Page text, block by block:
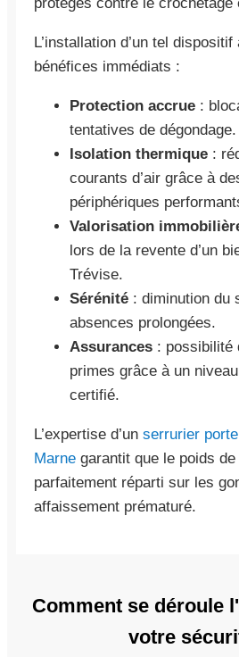
L’installation d’un tel
bénéfices immédiats :
Protection accrue :
tentatives de dégondage.
Isolation thermique :
courants d’air grâce à
périphériques
Valorisation
lors de la revente d’un
Trévise.
Sérénité : diminution du
absences prolongées.
Assurances : possibilité
primes grâce à un
certifié.
L’expertise d’un serrurier
Marne garantit que le poids
parfaitement réparti sur les
affaissement prématuré.
Comment se déroule
votre